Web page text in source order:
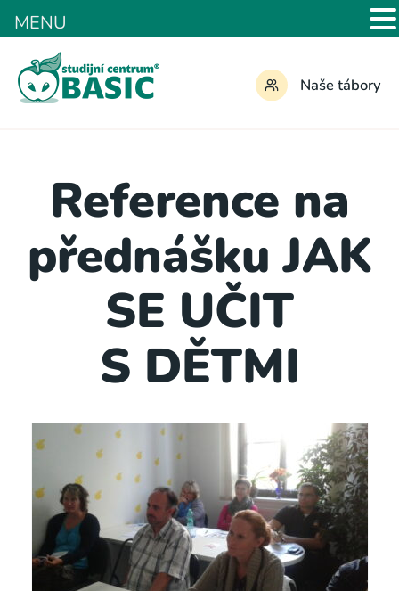
Naše tábory
Reference na
přednášku JAK
SE UČIT
S DĚTMI
MENU